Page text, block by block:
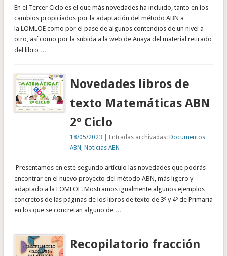
En el Tercer Ciclo es el que más novedades ha incluido, tanto en los
cambios propiciados por la adaptación del método ABN a
la LOMLOE como por el pase de algunos contendios de un nivel a
otro, así como por la subida a la web de Anaya del material retirado
del libro …
Novedades libros de
texto Matemáticas ABN
2º Ciclo
18/05/2023 | Entradas archivadas:Documentos
ABN ,Noticias ABN
Presentamos en este segundo artículo las novedades que podrás
encontrar en el nuevo proyecto del método ABN, más ligero y
adaptado a la LOMLOE. Mostramos igualmente algunos ejemplos
concretos de las páginas de los libros de texto de 3º y 4º de Primaria
en los que se concretan alguno de …
Recopilatorio fracción